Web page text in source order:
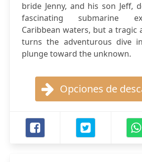
bride Jenny, and his son Jeff,
fascinating submarine
Caribbean waters, but a tragic
turns the adventurous dive
plunge toward the unknown.
Opciones de